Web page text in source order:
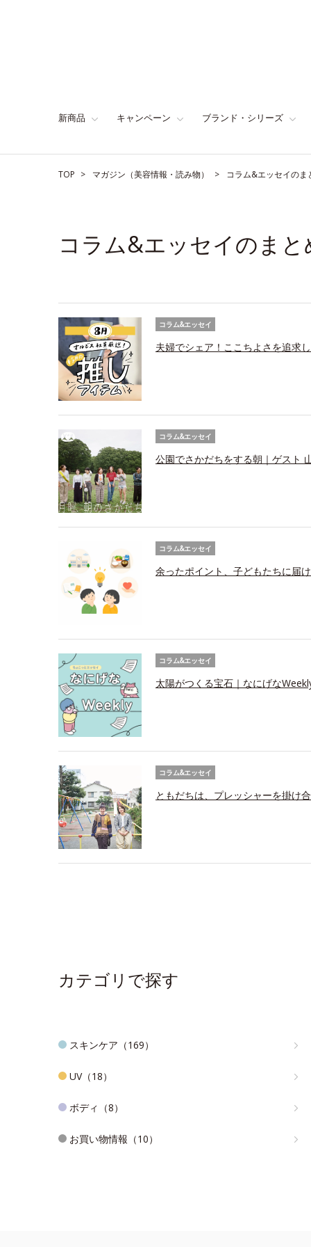
新商品 キャンペーン ブランド・シリーズ
TOP マガジン（美容情報・読み物） コラム&エッセイのま
コラム&エッセイのまと
コラム&エッセイ
夫婦でシェア！ここちよさを追求
コラム&エッセイ
公園でさかだちをする朝｜ゲスト
コラム&エッセイ
余ったポイント、子どもたちに届
コラム&エッセイ
太陽がつくる宝石｜なにげな
コラム&エッセイ
ともだちは、プレッシャーを掛け
カテゴリで探す
スキンケア（169）
UV（18）
ボディ（8）
お買い物情報（10）